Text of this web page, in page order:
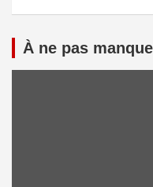
À ne pas